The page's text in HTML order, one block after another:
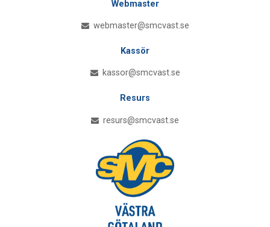
Webmaster
webmaster@smcvast.se
Kassör
kassor@smcvast.se
Resurs
resurs@smcvast.se